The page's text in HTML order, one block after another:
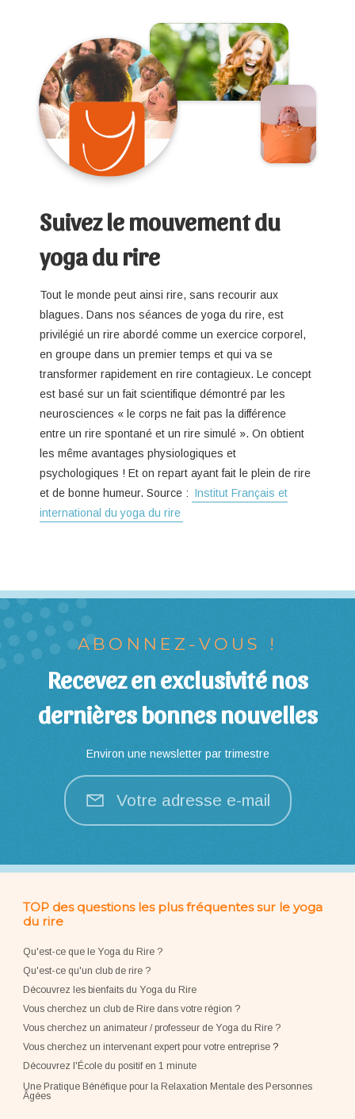
Suivez le mouvement du
yoga du rire
Tout le monde peut ainsi rire, sans recourir aux
blagues. Dans nos séances de yoga du rire, est
privilégié un rire abordé comme un exercice corporel,
en groupe dans un premier temps et qui va se
transformer rapidement en rire contagieux. Le concept
est basé sur un fait scientifique démontré par les
neurosciences « le corps ne fait pas la différence
entre un rire spontané et un rire simulé ». On obtient
les même avantages physiologiques et
psychologiques ! Et on repart ayant fait le plein de rire
et de bonne humeur. Source : Institut Français et
international du yoga du rire
ABONNEZ-VOUS !
Recevez en exclusivité nos
dernières bonnes nouvelles
Environ une newsletter par trimestre
Votre adresse e-mail
TOP des questions les plus fréquentes sur le yoga
du rire
Qu'est-ce que le Yoga du Rire ?
Qu'est-ce qu'un club de rire ?
Découvrez les bienfaits du Yoga du Rire
Vous cherchez un club de Rire dans votre région ?
Vous cherchez un animateur / professeur de Yoga du Rire ?
Vous cherchez un intervenant expert pour votre entreprise?
Découvrez l'École du positif en 1 minute
Une Pratique Bénéfique pour la Relaxation Mentale des Personnes
Âgées